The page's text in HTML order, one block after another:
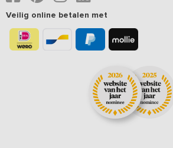
Veilig online betalen met